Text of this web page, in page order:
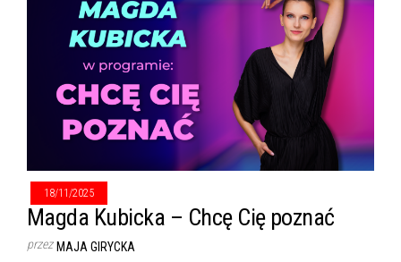
18/11/2025
Magda Kubicka – Chcę Cię poznać
przez MAJA GIRYCKA